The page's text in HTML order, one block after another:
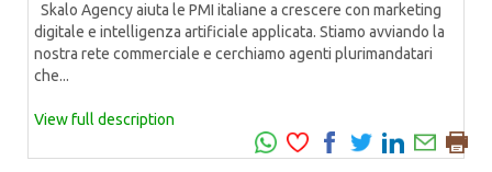
Skalo Agency aiuta le PMI italiane a crescere con marketing
digitale e intelligenza artificiale applicata. Stiamo avviando la
nostra rete commerciale e cerchiamo agenti plurimandatari
che...
View full description